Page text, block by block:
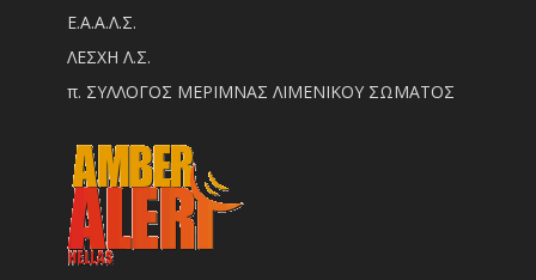
Ε.Α.Α.Λ.Σ.
ΛΕΣΧΗ Λ.Σ.
π. ΣΥΛΛΟΓΟΣ ΜΕΡΙΜΝΑΣ ΛΙΜΕΝΙΚΟΥ ΣΩΜΑΤΟΣ